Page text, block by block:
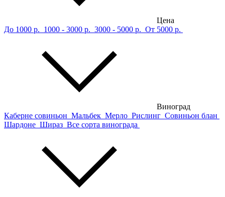
Цена
До 1000 р. 1000 - 3000 р. 3000 - 5000 р. От 5000 р.
Виноград
Каберне совиньон Мальбек Мерло Рислинг Совиньон блан
Шардоне Шираз Все сорта винограда